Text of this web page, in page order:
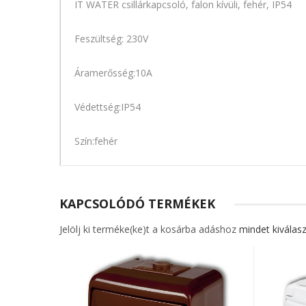
IT WATER csillárkapcsoló, falon kívüli, fehér, IP54
Feszültség: 230V
Áramerősség:10A
Védettség:IP54
Szín:fehér
KAPCSOLÓDÓ TERMÉKEK
Jelölj ki terméke(ke)t a kosárba adáshoz mindet